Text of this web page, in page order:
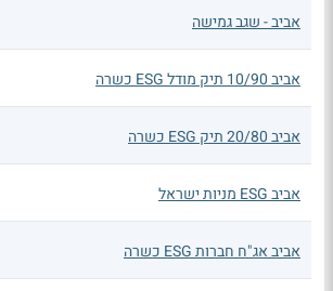
אביב - שגב גמישה
אביב 10/90 תיק מודל ESG כשרה
אביב 20/80 תיק ESG כשרה
אביב ESG מניות ישראל
אביב אג"ח חברות ESG כשרה